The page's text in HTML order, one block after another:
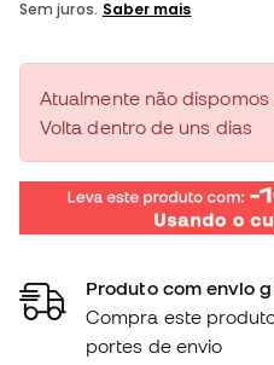
Atualmente não
Volta dentro de uns dias
Produto com envio
Compra este
portes de envio